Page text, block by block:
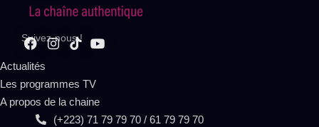
Suivez-nous !
Actualités
Les programmes TV
A propos de la chaine
(+223) 71 79 79 70 / 61 79 79 70